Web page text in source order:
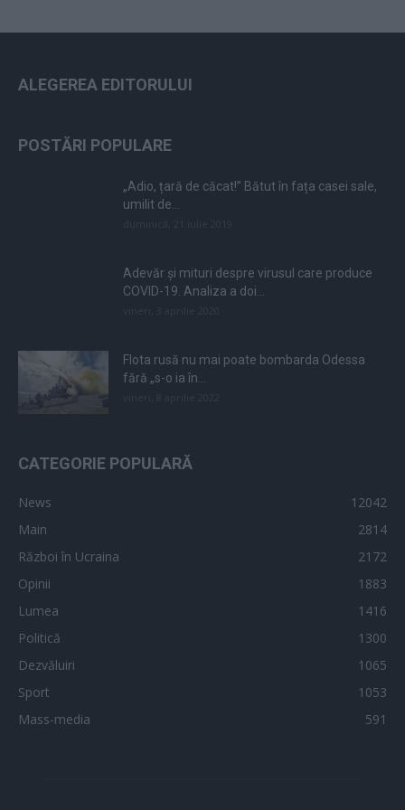
ALEGEREA EDITORULUI
POSTĂRI POPULARE
„Adio, țară de căcat!” Bătut în fața casei sale,
umilit de...
Adevăr și mituri despre virusul care produce
COVID-19. Analiza a doi...
Flota rusă nu mai poate bombarda Odessa
fără „s-o ia în...
CATEGORIE POPULARĂ
News
12042
Main
2814
Război în Ucraina
2172
Opinii
1883
Lumea
1416
Politică
1300
Dezvăluiri
1065
Sport
1053
Mass-media
591